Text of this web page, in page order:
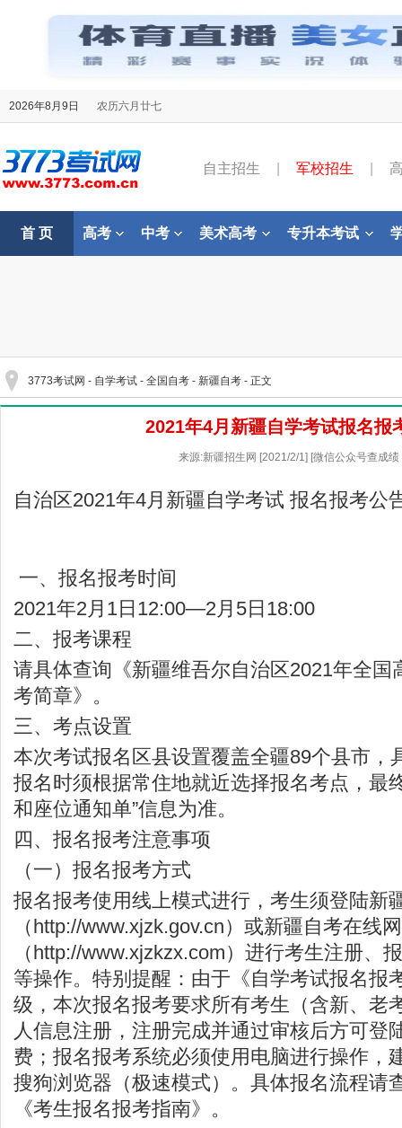
2026年8月9日 农历六月廿七
自主招生 军校招生
首 页 高考 中考 美术高考 专升本考试
3773考试网 - 自学考试 - 全国自考 - 新疆自考 - 正文
2021年4月新疆自学考试报名报
来源:新疆招生网 [2021/2/1] [微信公众号查成绩
自治区2021年4月新疆自学考试 报名报考公
一、报名报考时间
2021年2月1日12:00—2月5日18:00
二、报考课程
请具体查询《新疆维吾尔自治区2021年全国
考简章》。
三、考点设置
本次考试报名区县设置覆盖全疆89个县市，
报名时须根据常住地就近选择报名考点，最
和座位通知单”信息为准。
四、报名报考注意事项
（一）报名报考方式
报名报考使用线上模式进行，考生须登陆新
（http://www.xjzk.gov.cn）或新疆自考在线网
（http://www.xjzkzx.com）进行考生注册、
等操作。特别提醒：由于《自学考试报名报
级，本次报名报考要求所有考生（含新、老
人信息注册，注册完成并通过审核后方可登
费；报名报考系统必须使用电脑进行操作，
搜狗浏览器（极速模式）。具体报名流程请
《考生报名报考指南》。